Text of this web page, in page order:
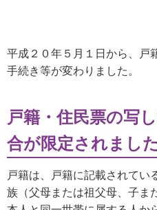
平成２０年５月１日から、戸
手続き等が変わりました。
戸籍・住民票の写
合が限定されました
戸籍は、戸籍に記載されてい
族（父母または祖父母、子ま